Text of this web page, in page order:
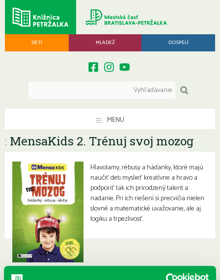
DETI MLÁDEŽ DOSPELÍ
MENU
: MensaKids 2. Trénuj svoj mozog
Hlavolamy, rébusy a hádanky, ktoré majú
naučiť deti myslieť kreatívne a hravo a
podporiť tak ich prirodzený talent a
nadanie. Pri ich riešení si precvičia nielen
slovné a matematické uvažovanie, ale aj
logiku a trpezlivosť.